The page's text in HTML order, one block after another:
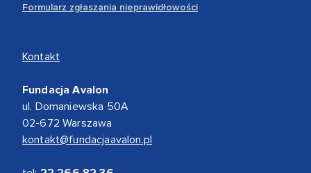
Formularz zgłaszania nieprawidłowości
Kontakt
Fundacja Avalon
ul. Domaniewska 50A
02-672 Warszawa
kontakt@fundacjaavalon.pl